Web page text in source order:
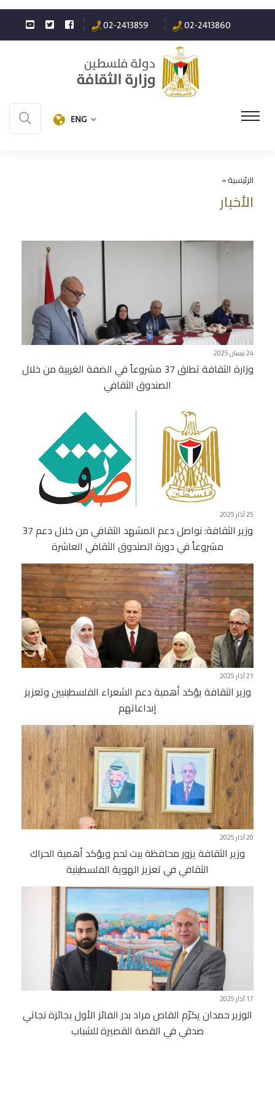
02-2413860
02-2413859
ENG
الرئيسية »
الأخبار
24 نيسان 2025
وزارة الثقافة تطلق 37 مشروعاً في الضفة الغربية من خلال
الصندوق الثقافي
25 آذار 2025
وزير الثقافة: نواصل دعم المشهد الثقافي من خلال دعم 37
مشروعاً في دورة الصندوق الثقافي العاشرة
21 آذار 2025
وزير الثقافة يؤكد أهمية دعم الشعراء الفلسطينيين وتعزيز
إبداعاتهم
20 آذار 2025
وزير الثقافة يزور محافظة بيت لحم ويؤكد أهمية الحراك
الثقافي في تعزيز الهوية الفلسطينية
17 آذار 2025
الوزير حمدان يكرّم القاص مراد بدر الفائز الأول بجائزة نجاتي
صدقي في القصة القصيرة للشباب